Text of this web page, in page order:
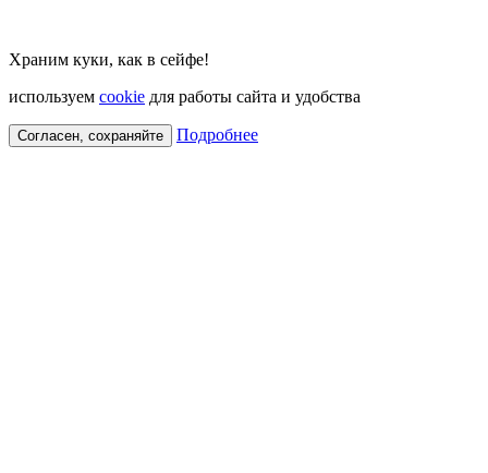
Храним куки, как в сейфе!
используем cookie для работы сайта и удобства
Согласен, сохраняйте Подробнее